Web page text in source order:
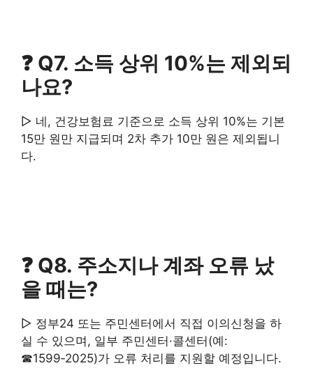
❓ Q7. 소득 상위 10%는 제외되
나요?
▷ 네, 건강보험료 기준으로 소득 상위 10%는 기본
15만 원만 지급되며 2차 추가 10만 원은 제외됩니
다.
❓ Q8. 주소지나 계좌 오류 났
을 때는?
▷ 정부24 또는 주민센터에서 직접 이의신청을 하
실 수 있으며, 일부 주민센터·콜센터(예:
☎1599‑2025)가 오류 처리를 지원할 예정입니다.